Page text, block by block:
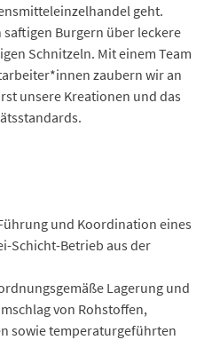
geht.
Burgern über leckere
Schnitzeln. Mit einem Team
zaubern wir an
unsere Kreationen und das
und Koordination eines
Schicht-Betrieb aus der
Lagerung und
von Rohstoffen,
sowie temperaturgeführten